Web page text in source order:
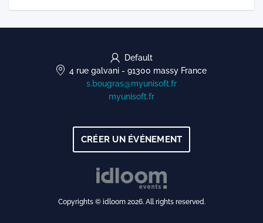
Default
4 rue galvani - 91300 massy France
s.bougras@myunisoft.fr
myunisoft.fr
CRÉER UN ÉVÉNEMENT
Copyrights © idloom 2026. All rights reserved.